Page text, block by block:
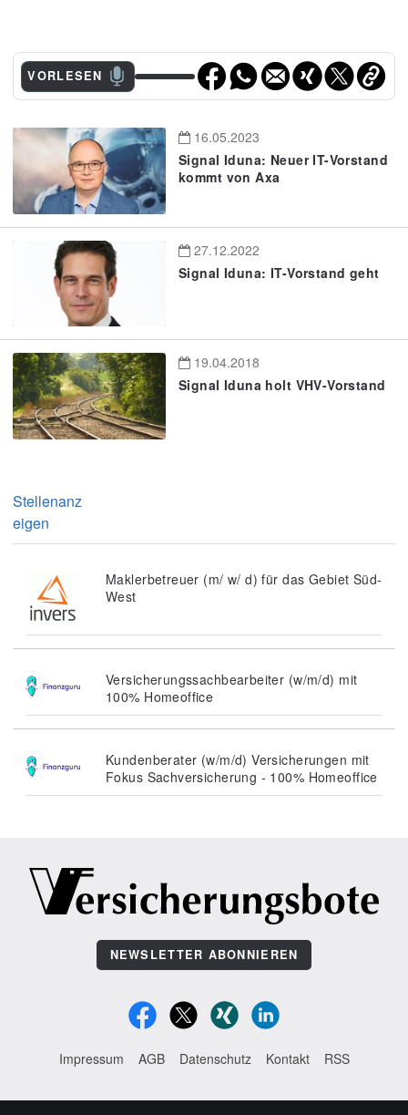
VORLESEN
16.05.2023
Signal Iduna: Neuer IT-Vorstand
kommt von Axa
27.12.2022
Signal Iduna: IT-Vorstand geht
19.04.2018
Signal Iduna holt VHV-Vorstand
Stellenanz
eigen
Maklerbetreuer (m/ w/ d) für das Gebiet Süd-
West
Versicherungssachbearbeiter (w/m/d) mit
100% Homeoffice
Kundenberater (w/m/d) Versicherungen mit
Fokus Sachversicherung - 100% Homeoffice
NEWSLETTER ABONNIEREN
Impressum AGB Datenschutz Kontakt RSS